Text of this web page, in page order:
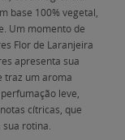
base 100% vegetal,
Um momento de
Flor de Laranjeira
apresenta sua
traz um aroma
leve,
cítricas, que
rotina.